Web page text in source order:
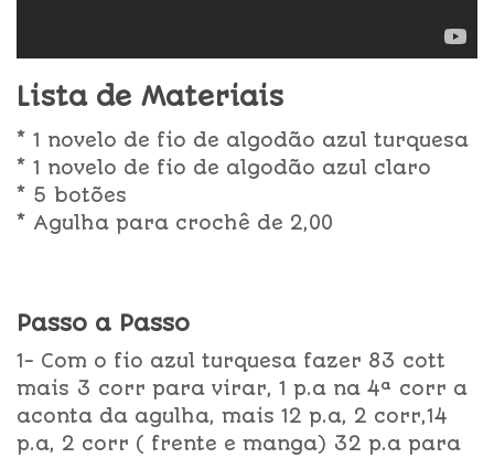
Lista de Materiais
* 1 novelo de fio de algodão azul turquesa
* 1 novelo de fio de algodão azul claro
* 5 botões
* Agulha para crochê de 2,00
Passo a Passo
1- Com o fio azul turquesa fazer 83 cott
mais 3 corr para virar, 1 p.a na 4ª corr a
aconta da agulha, mais 12 p.a, 2 corr,14
p.a, 2 corr ( frente e manga) 32 p.a para